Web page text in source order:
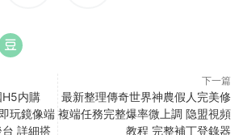
H5内購
玩鏡像端
詳細搭
下一篇
最新整理傳奇世界神農假人完美修
複端任務完整爆率微上調 隐盟視頻
教程 完整補丁登錄器